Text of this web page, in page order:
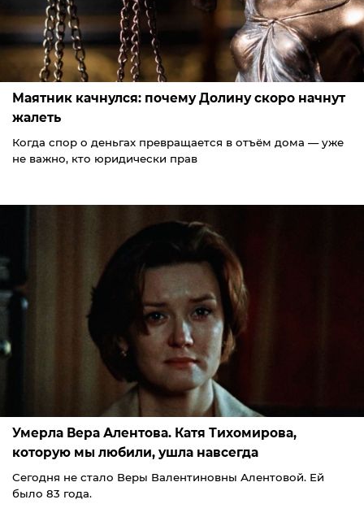
Маятник качнулся: почему Долину скоро начнут
жалеть
Когда спор о деньгах превращается в отъём дома — уже
не важно, кто юридически прав
Умерла Вера Алентова. Катя Тихомирова,
которую мы любили, ушла навсегда
Сегодня не стало Веры Валентиновны Алентовой. Ей
было 83 года.